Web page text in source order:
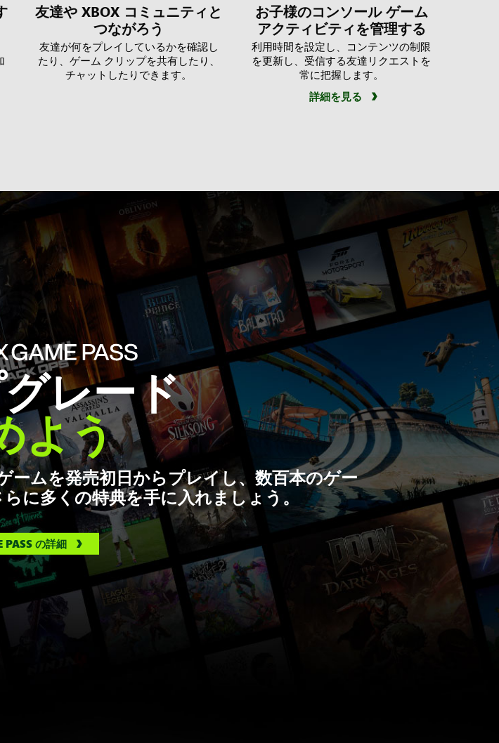
友達や XBOX コミュニティと
つながろう
友達が何をプレイしているかを確認し
たり、ゲーム クリップを共有したり、
チャットしたりできます。
お子様のコンソール ゲーム
アクティビティを管理する
利用時間を設定し、コンテンツの制限
を更新し、受信する友達リクエストを
常に把握します。
詳細を見る
レード
よう
ームを発売初日からプレイし、数百本のゲー
に多くの特典を手に入れましょう。
PASS の詳細